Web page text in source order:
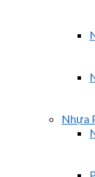
Nhựa